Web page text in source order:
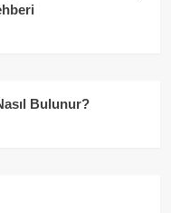
Bulunur?